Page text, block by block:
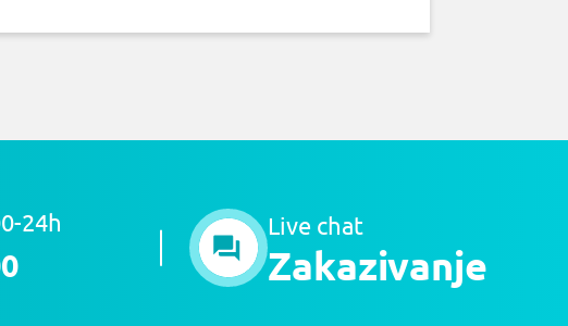
24h Live chat
Zakazivanje